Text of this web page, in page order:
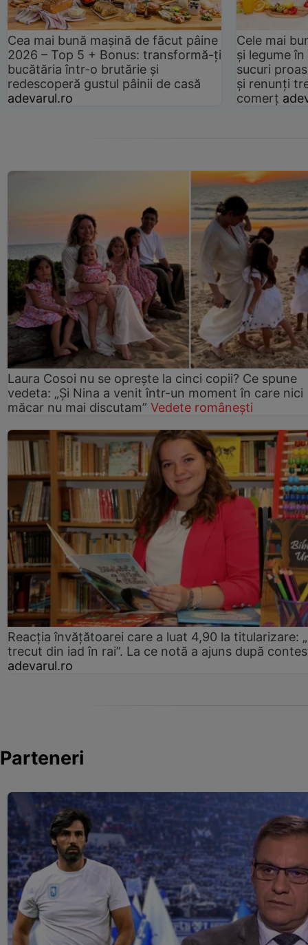
Cea mai bună mașină de făcut pâine
2026 – Top 5 + Bonus: transformă-ți
bucătăria într-o brutărie și
redescoperă gustul pâinii de casă
adevarul.ro
Cele mai
și legume
sucuri
și renunți
comerț
Laura Cosoi nu se oprește la cinci copii? Ce spune
vedeta: „Și Nina a venit într-un moment în care nici
măcar nu mai discutam” Vedete românești
Reacția învățătoarei care a luat 4,90 la titularizare:
trecut din iad în rai”. La ce notă a ajuns după
adevarul.ro
Parteneri